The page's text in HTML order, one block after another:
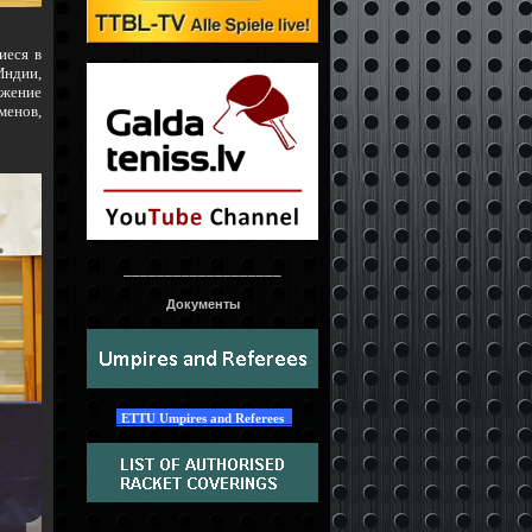
в
Документы
ETTU Umpires and Referees